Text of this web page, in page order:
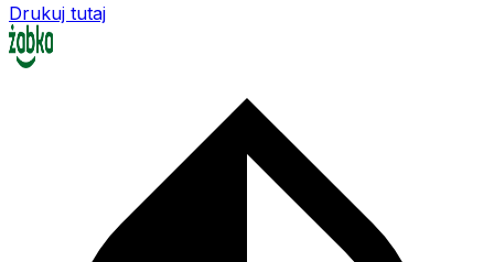
Drukuj tutaj